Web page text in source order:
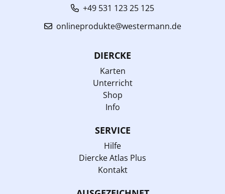
+49 531 123 25 125
onlineprodukte@westermann.de
DIERCKE
Karten
Unterricht
Shop
Info
SERVICE
Hilfe
Diercke Atlas Plus
Kontakt